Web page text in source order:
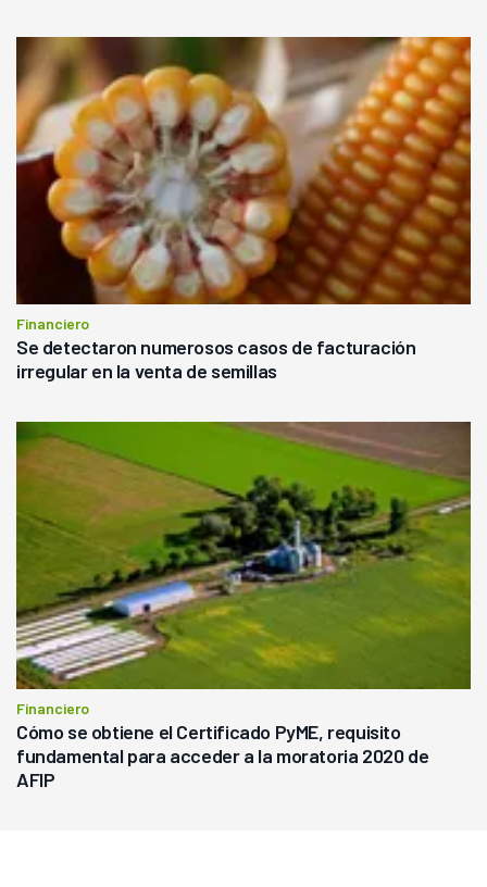
Financiero
Se detectaron numerosos casos de facturación
irregular en la venta de semillas
Financiero
Cómo se obtiene el Certificado PyME, requisito
fundamental para acceder a la moratoria 2020 de
AFIP